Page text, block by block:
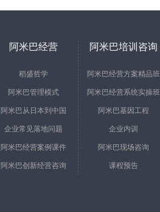
阿米巴经营
稻盛哲学
阿米巴管理模式
阿米巴从日本到中国
企业常见落地问题
阿米巴经营案例课件
阿米巴创新经营咨询
阿米巴培训咨询
阿米巴经营方案精品班
阿米巴经营系统实操班
阿米巴基因工程
企业内训
阿米巴现场咨询
课程预告